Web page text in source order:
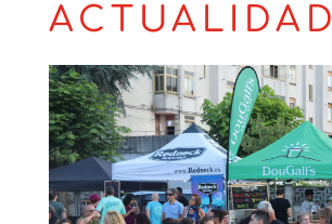
ACTUALIDAD